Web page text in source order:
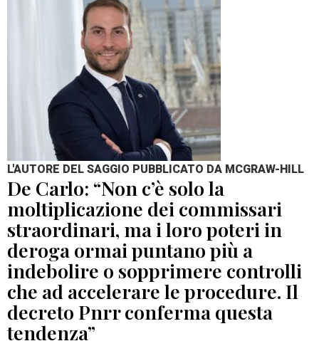
L'AUTORE DEL SAGGIO PUBBLICATO DA MCGRAW-HILL
De Carlo: “Non c’è solo la
moltiplicazione dei commissari
straordinari, ma i loro poteri in
deroga ormai puntano più a
indebolire o sopprimere controlli
che ad accelerare le procedure. Il
decreto Pnrr conferma questa
tendenza”